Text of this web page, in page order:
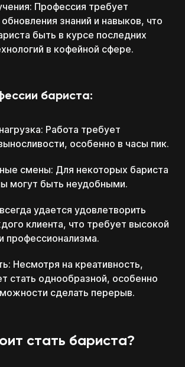
Профессия требует
знаний и навыков, что
быть в курсе последних
в кофейной сфере.
бариста:
Работа требует
особенно в часы пик.
смены: Для некоторых бариста
могут быть неудобными.
удается удовлетворить
клиента, что требует высокой
профессионализма.
Несмотря на креативность,
стать однообразной, особенно
сделать перерыв.
стать бариста?
ВАША
с нами
до 20:00
на обработку персональных
потом!
Проценты платим мы!
платёжчерез месяц
можешь гасить рассрочку с тех денег,
от 5 банков
каких конкретно
не хватает
ты
не у
тебе, даже если ты
будешь обучаться не у
нас
Скачать
не у
Которые помогут
будешь обучаться не у
Скачать